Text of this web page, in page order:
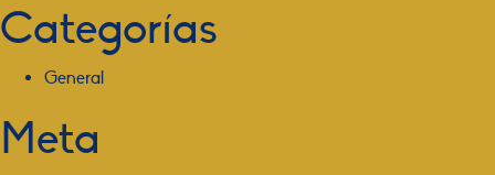
Categorías
General
Meta